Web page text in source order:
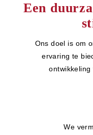
Een
Ons doel is om
ervaring te
ontwikkeling
We